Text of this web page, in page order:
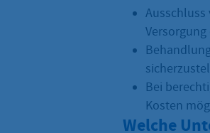
Ausschluss
Bei
Kosten
Welche